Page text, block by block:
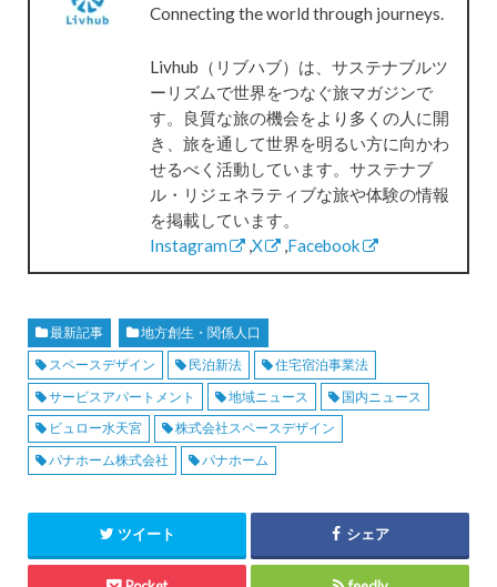
Connecting the world through journeys.
Livhub（リブハブ）は、サステナブルツ
ーリズムで世界をつなぐ旅マガジンで
す。良質な旅の機会をより多くの人に開
き、旅を通して世界を明るい方に向かわ
せるべく活動しています。サステナブ
ル・リジェネラティブな旅や体験の情報
を掲載しています。
Instagram
,X ,Facebook
最新記事
地方創生・関係人口
スペースデザイン
民泊新法
住宅宿泊事業法
サービスアパートメント
地域ニュース
国内ニュース
ビュロー水天宮
株式会社スペースデザイン
パナホーム株式会社
パナホーム
ツイート シェア